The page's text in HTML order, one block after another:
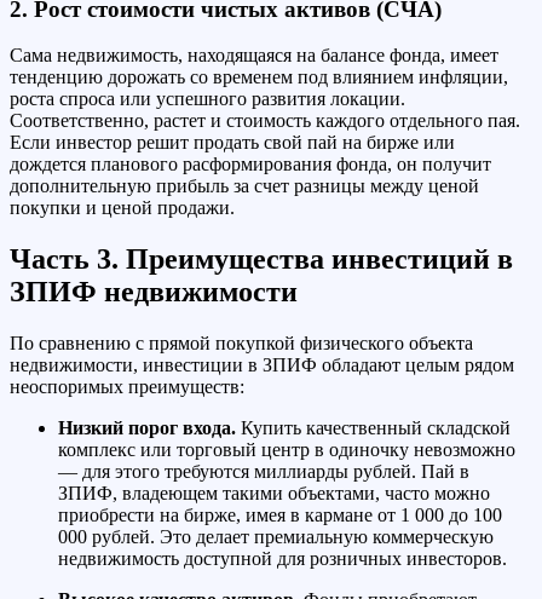
2. Рост стоимости чистых активов (СЧА)
Сама недвижимость, находящаяся на балансе фонда, имеет
тенденцию дорожать со временем под влиянием инфляции,
роста спроса или успешного развития локации.
Соответственно, растет и стоимость каждого отдельного пая.
Если инвестор решит продать свой пай на бирже или
дождется планового расформирования фонда, он получит
дополнительную прибыль за счет разницы между ценой
покупки и ценой продажи.
Часть 3. Преимущества инвестиций в
ЗПИФ недвижимости
По сравнению с прямой покупкой физического объекта
недвижимости, инвестиции в ЗПИФ обладают целым рядом
неоспоримых преимуществ:
Низкий порог входа. Купить качественный складской
комплекс или торговый центр в одиночку невозможно
— для этого требуются миллиарды рублей. Пай в
ЗПИФ, владеющем такими объектами, часто можно
приобрести на бирже, имея в кармане от 1 000 до 100
000 рублей. Это делает премиальную коммерческую
недвижимость доступной для розничных инвесторов.